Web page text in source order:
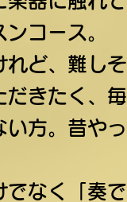
コース。
れど、難し
きたく、
い方。昔や
なく「奏